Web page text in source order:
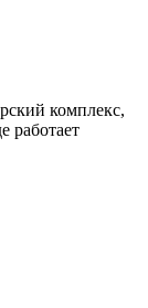
комплекс,
работает